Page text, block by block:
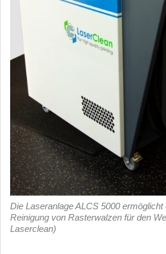
Die Laseranlage ALCS 5000 ermöglicht
Reinigung von Rasterwalzen für den
Laserclean)